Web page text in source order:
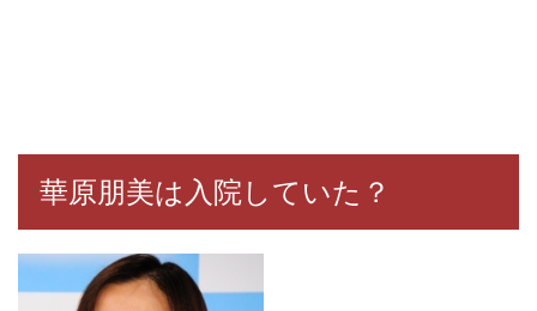
華原朋美は入院していた？